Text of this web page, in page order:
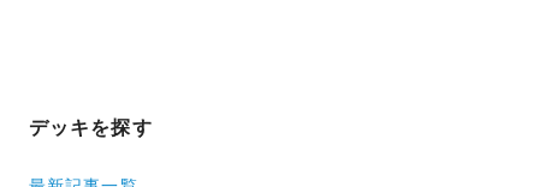
デッキを探す